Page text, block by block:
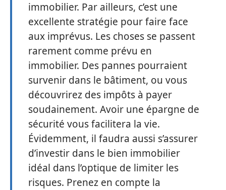
immobilier. Par ailleurs, c’est une
excellente stratégie pour faire face
aux imprévus. Les choses se passent
rarement comme prévu en
immobilier. Des pannes pourraient
survenir dans le bâtiment, ou vous
découvrirez des impôts à payer
soudainement. Avoir une épargne de
sécurité vous facilitera la vie.
Évidemment, il faudra aussi s’assurer
d’investir dans le bien immobilier
idéal dans l’optique de limiter les
risques. Prenez en compte la